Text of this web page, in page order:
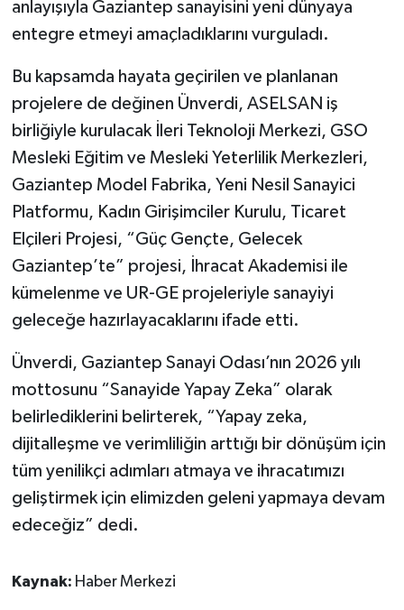
anlayışıyla Gaziantep sanayisini yeni dünyaya
entegre etmeyi amaçladıklarını vurguladı.
Bu kapsamda hayata geçirilen ve planlanan
projelere de değinen Ünverdi, ASELSAN iş
birliğiyle kurulacak İleri Teknoloji Merkezi, GSO
Mesleki Eğitim ve Mesleki Yeterlilik Merkezleri,
Gaziantep Model Fabrika, Yeni Nesil Sanayici
Platformu, Kadın Girişimciler Kurulu, Ticaret
Elçileri Projesi, “Güç Gençte, Gelecek
Gaziantep’te” projesi, İhracat Akademisi ile
kümelenme ve UR-GE projeleriyle sanayiyi
geleceğe hazırlayacaklarını ifade etti.
Ünverdi, Gaziantep Sanayi Odası’nın 2026 yılı
mottosunu “Sanayide Yapay Zeka” olarak
belirlediklerini belirterek, “Yapay zeka,
dijitalleşme ve verimliliğin arttığı bir dönüşüm için
tüm yenilikçi adımları atmaya ve ihracatımızı
geliştirmek için elimizden geleni yapmaya devam
edeceğiz” dedi.
Kaynak: Haber Merkezi